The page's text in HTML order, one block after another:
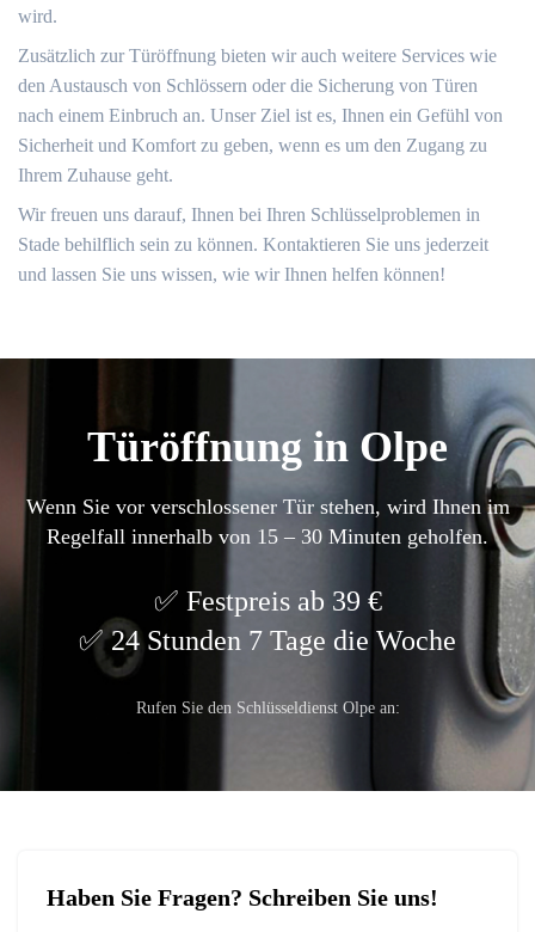
wird.​
Zusätzlich zur Türöffnung bieten wir auch weitere Services wie
den Austausch von Schlössern oder die Sicherung von Türen
nach einem Einbruch an.​ Unser Ziel ist es, Ihnen ein Gefühl von
Sicherheit und Komfort zu geben, wenn es um den Zugang zu
Ihrem Zuhause geht.​
Wir freuen uns darauf, Ihnen bei Ihren Schlüsselproblemen in
Stade behilflich sein zu können.​ Kontaktieren Sie uns jederzeit
und lassen Sie uns wissen, wie wir Ihnen helfen können!​
Türöffnung in Olpe
Wenn Sie vor verschlossener Tür stehen, wird Ihnen im
Regelfall innerhalb von 15 – 30 Minuten geholfen.
Festpreis ab 39 €
24 Stunden 7 Tage die Woche
Rufen Sie den Schlüsseldienst Olpe an:
Haben Sie Fragen? Schreiben Sie uns!